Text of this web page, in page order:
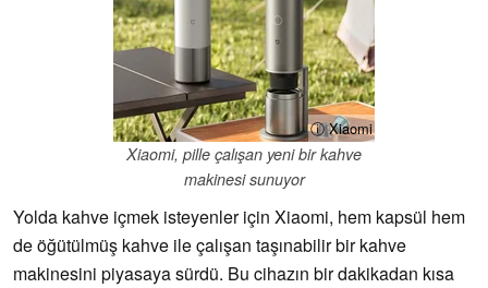
ⓘ Xiaomi
Xiaomi, pille çalışan yeni bir kahve
makinesi sunuyor
Yolda kahve içmek isteyenler için Xiaomi, hem kapsül hem
de öğütülmüş kahve ile çalışan taşınabilir bir kahve
makinesini piyasaya sürdü. Bu cihazın bir dakikadan kısa